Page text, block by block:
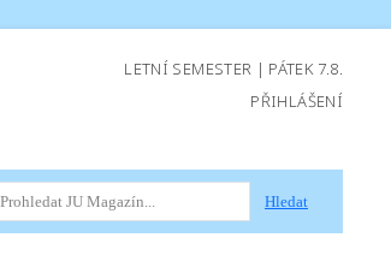
LETNÍ SEMESTER | PÁTEK 7.8.
PŘIHLÁŠENÍ
Hledat